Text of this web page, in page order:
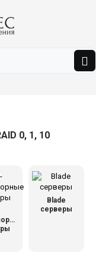
0, 1, 10
Blade
серверы